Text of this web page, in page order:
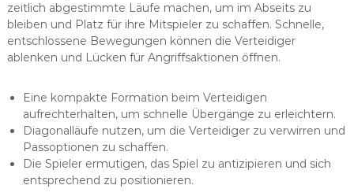
zeitlich abgestimmte Läufe machen, um im Abseits zu
bleiben und Platz für ihre Mitspieler zu schaffen. Schnelle,
entschlossene Bewegungen können die Verteidiger
ablenken und Lücken für Angriffsaktionen öffnen.
Eine kompakte Formation beim Verteidigen
aufrechterhalten, um schnelle Übergänge zu erleichtern.
Diagonalläufe nutzen, um die Verteidiger zu verwirren und
Passoptionen zu schaffen.
Die Spieler ermutigen, das Spiel zu antizipieren und sich
entsprechend zu positionieren.